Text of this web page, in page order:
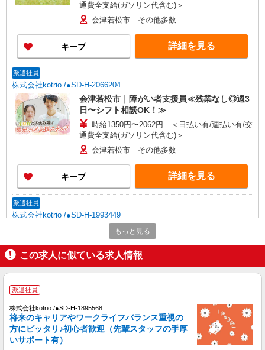
通費全支給(ガソリン代含む)＞
会津若松市 その他多数
キープ 詳細を見る
派遣社員
株式会社kotrio /●SD-H-2066204
会津若松市｜障がい者支援員≪残業なし◎週3
日〜シフト相談OK！≫
時給1350円〜2062円 ＜日払い有/週払い有/交
通費全支給(ガソリン代含む)＞
会津若松市 その他多数
キープ 詳細を見る
派遣社員
株式会社kotrio /●SD-H-1993449
会津若松市の障がい者デイサービスで見守りな
ど★30・40代活躍中
時給1350円〜2062円 ＜日払い有/週払い有/交
通費全支給(ガソリン代含む)＞
キープ 詳細を見る
派遣社員
株式会社kotrio /●SD-H-1815462
もっと見る
この求人に似ている求人情報
派遣社員
株式会社kotrio /●SD-H-1895568
将来のキャリアやワークライフバランス重視の
方にピッタリ♪初心者歓迎（先輩スタッフの手厚
いサポート有）